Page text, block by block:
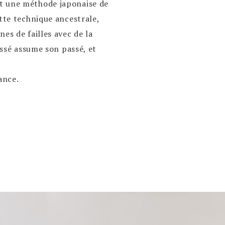
méthode japonaise de
technique ancestrale,
de failles avec de la
assume son passé, et